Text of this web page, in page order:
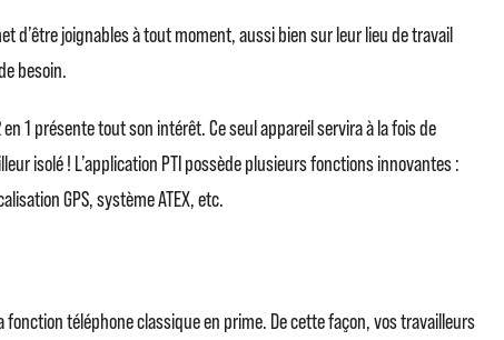
joignables à tout moment, aussi bien sur leur lieu de travail
besoin.
1 présente tout son intérêt. Ce seul appareil servira à la fois de
isolé ! L’application PTI possède plusieurs fonctions innovantes :
GPS, système ATEX, etc.
fonction téléphone classique en prime. De cette façon, vos travailleurs